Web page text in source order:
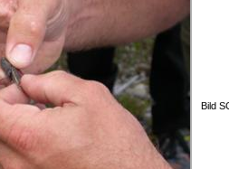
Bild